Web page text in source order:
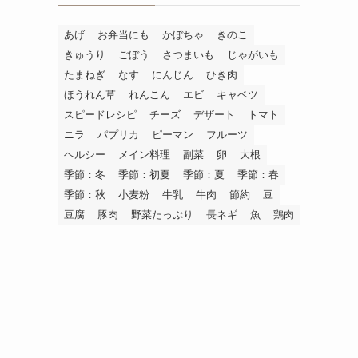
あげ お弁当にも かぼちゃ
きのこ
きゅうり
ごぼう さつまいも
じゃがいも
たまねぎ
なす にんじん
ひき肉
ほうれん草
れんこん エビ
キャベツ
スピードレシピ
チーズ デザート
トマト
ニラ
パプリカ ピーマン
フルーツ
ヘルシー
メイン料理 副菜 卵
大根
季節：冬
季節：初夏 季節：夏
季節：春
季節：秋
小麦粉 牛乳 牛肉 節約
豆
豆腐
豚肉 野菜たっぷり 長ネギ 魚 鶏肉